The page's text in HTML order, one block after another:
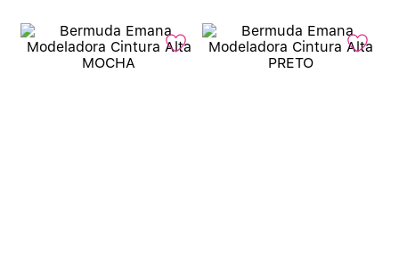
6º Calcinha Cintura Alta